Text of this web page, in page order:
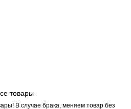
товары
В случае брака, меняем товар без